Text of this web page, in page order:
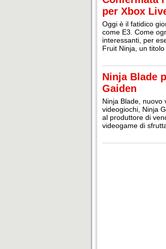
per Xbox
Oggi è il fatidico
come E3. Come
interessanti, per
Fruit Ninja, un
Ninja Blade
Gaiden
Ninja Blade, nuovo
videogiochi, Ninja
al produttore di
videogame di